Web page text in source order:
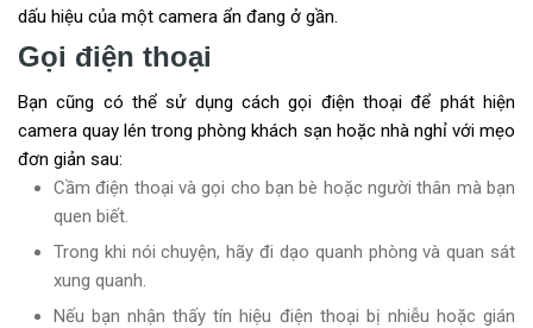
dấu hiệu của một camera ẩn đang ở gần.
Gọi điện thoại
Bạn cũng có thể sử dụng cách gọi điện thoại để phát hiện
camera quay lén trong phòng khách sạn hoặc nhà nghỉ với mẹo
đơn giản sau:
Cầm điện thoại và gọi cho bạn bè hoặc người thân mà bạn
quen biết.
Trong khi nói chuyện, hãy đi dạo quanh phòng và quan sát
xung quanh.
Nếu bạn nhận thấy tín hiệu điện thoại bị nhiễu hoặc gián